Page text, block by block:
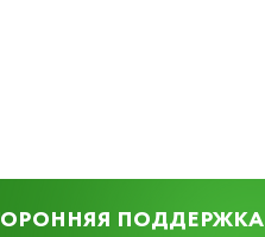
ПОДДЕРЖКА